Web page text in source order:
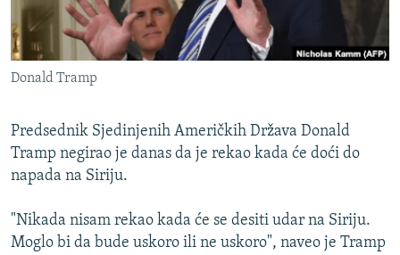
SPECIJALI RSE
VIŠE OD NASLOVA
GENOCID U SREBRENICI
POPLAVE I KLIZIŠTA U BIH 2024.
TV LIBERTY
POST SCRIPTUM
MOJA EVROPA
TRI DECENIJE OD RATA U BIH
PRATITE NAS
Sve RFE/RL stranice
Donald Tramp
Predsednik Sjedinjenih Američkih Država Donald
Tramp negirao je danas da je rekao kada će doći do
napada na Siriju.
"Nikada nisam rekao kada će se desiti udar na Siriju.
Moglo bi da bude uskoro ili ne uskoro", naveo je Tramp